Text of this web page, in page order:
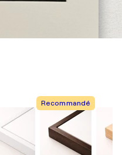
Recommandé